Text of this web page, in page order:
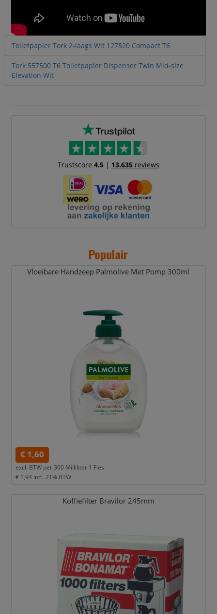
Toiletpapier Tork 2-laags Wit 127520 Compact T6
Tork 557500 T6 Toiletpapier Dispenser Twin Mid-size
Elevation Wit
Trustscore 4.5| 13.635reviews
Populair
Vloeibare Handzeep Palmolive Met Pomp 300ml
€ 1,60
excl. BTW per 300 Milliliter 1 Fles
€ 1,94 incl. 21% BTW
Koffiefilter Bravilor 245mm